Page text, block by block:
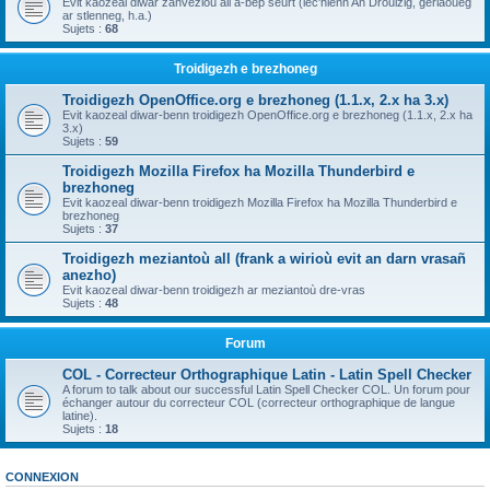
ar stlenneg, h.a.)
Sujets : 68
Troidigezh e brezhoneg
Troidigezh OpenOffice.org e brezhoneg (1.1.x, 2.x ha 3.x)
Evit kaozeal diwar-benn troidigezh OpenOffice.org e brezhoneg (1.1.x, 2.x ha
3.x)
Sujets : 59
Troidigezh Mozilla Firefox ha Mozilla Thunderbird e
brezhoneg
Evit kaozeal diwar-benn troidigezh Mozilla Firefox ha Mozilla Thunderbird e
brezhoneg
Sujets : 37
Troidigezh meziantoù all (frank a wirioù evit an darn vrasañ
anezho)
Evit kaozeal diwar-benn troidigezh ar meziantoù dre-vras
Sujets : 48
Forum
COL - Correcteur Orthographique Latin - Latin Spell Checker
A forum to talk about our successful Latin Spell Checker COL. Un forum pour
échanger autour du correcteur COL (correcteur orthographique de langue
latine).
Sujets : 18
CONNEXION